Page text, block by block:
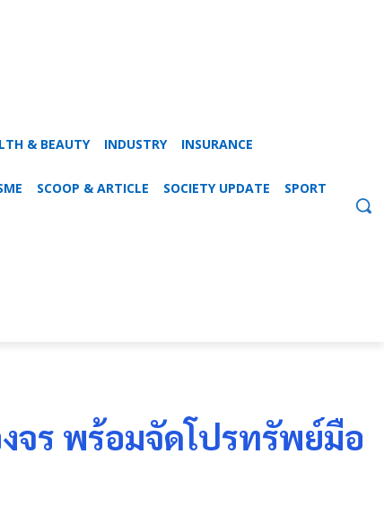
& BEAUTY INDUSTRY INSURANCE
SCOOP & ARTICLE SOCIETY UPDATE SPORT
จร พร้อมจัดโปรทรัพย์มือ